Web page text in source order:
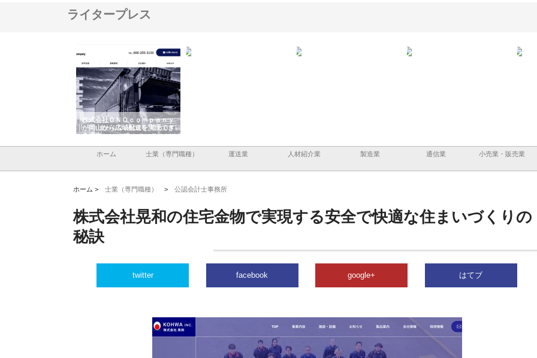
ライタープレス
株式会社ＯＮＯｃｏｍｐａｎｙ
が岡山から広域配送を実現でき
る理由
ホーム 士業（専門職種） 運送業 人材紹介業 製造業 通信業 小売業・販売業
ホーム > 士業（専門職種） > 公認会計士事務所
株式会社晃和の住宅金物で実現する安全で快適な住まいづくりの
秘訣
twitter facebook google+ はてブ